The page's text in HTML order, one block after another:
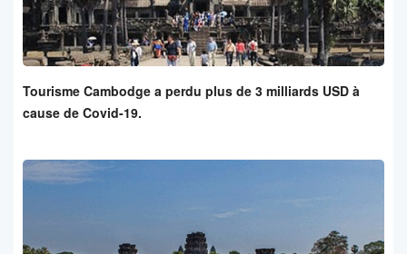
Tourisme Cambodge a perdu plus de 3 milliards USD à
cause de Covid-19.